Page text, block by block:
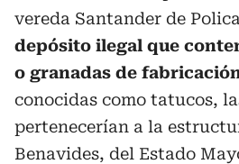
vereda Santander de
depósito ilegal que
o granadas de
conocidas como tatucos,
pertenecerían a la
Benavides, del Estado